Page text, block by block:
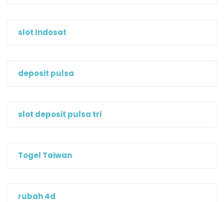
slot Indosat
deposit pulsa
slot deposit pulsa tri
Togel Taiwan
rubah 4d